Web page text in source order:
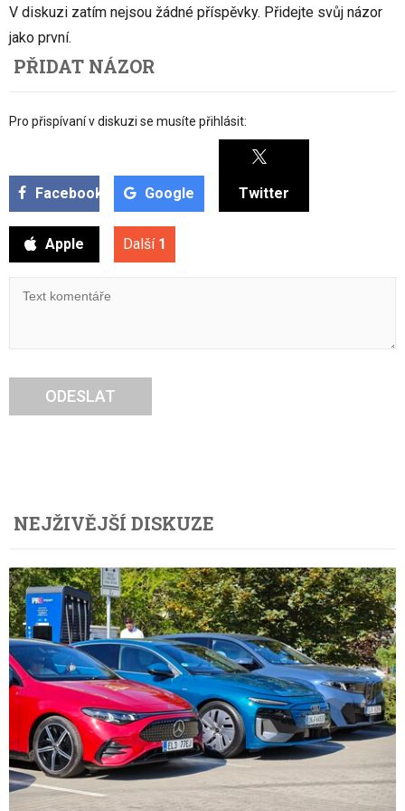
V diskuzi zatím nejsou žádné příspěvky. Přidejte svůj názor
jako první.
PŘIDAT NÁZOR
Pro přispívaní v diskuzi se musíte přihlásit:
Facebook Google Twitter
Apple Další 1
ODESLAT
NEJŽIVĚJŠÍ DISKUZE